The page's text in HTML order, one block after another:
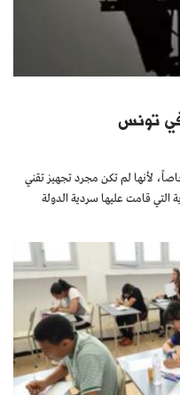
في تونس
لأنها لم تكن مجرد تجهيز تقني
التي قامت عليها سردية الدولة